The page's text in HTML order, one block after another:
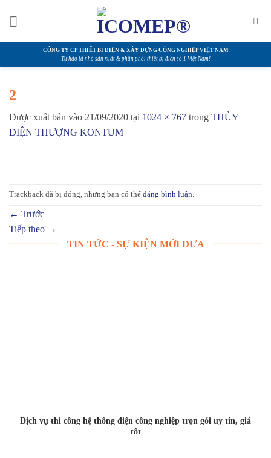
CÔNG TY CP THIẾT BỊ ĐIỆN & XÂY DỰNG CÔNG NGHIỆP VIỆT NAM
Tự hào là nhà sản xuất & phân phối thiết bị điện số 1 Việt Nam!
2
Được xuất bản vào 21/09/2020 tại 1024 × 767 trong THỦY
ĐIỆN THƯỢNG KONTUM
Trackback đã bị đóng, nhưng bạn có thể đăng bình luận.
← Trước
Tiếp theo →
TIN TỨC - SỰ KIỆN MỚI ĐƯA
Dịch vụ thi công hệ thống điện công nghiệp trọn gói uy tín, giá
tốt